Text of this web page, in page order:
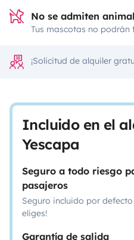
No se admiten
Tus mascotas no
¡Solicitud de alquiler
Incluido en el
Yescapa
Seguro a todo riesgo
pasajeros
Seguro incluido por defecto
eliges!
Garantía de salida